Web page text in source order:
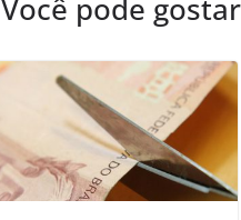
Você pode